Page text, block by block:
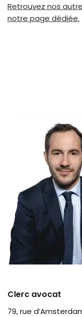
Retrouvez nos
notre page dédiée.
Clerc avocat
79, rue